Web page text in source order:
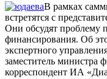
В рамках
встретятся с
Они обсудят проблему
финансирования. Об
экспертного
заместитель министра
корреспондент ИА